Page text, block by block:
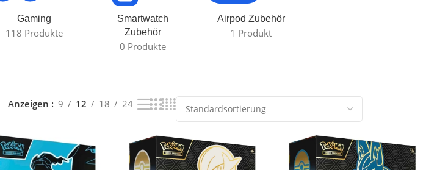
Gaming
118 Produkte
Smartwatch
Zubehör
0 Produkte
Airpod Zubehör
1 Produkt
Anzeigen 9 12 18 24